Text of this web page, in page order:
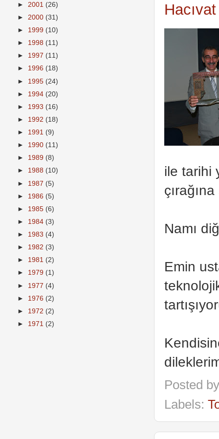
ile tarihi
Namı
Emin
Posted
Labels:
► 2001 (26)
► 2000 (31)
► 1999 (10)
► 1998 (11)
► 1997 (11)
► 1996 (18)
► 1995 (24)
► 1994 (20)
► 1993 (16)
► 1992 (18)
► 1991 (9)
► 1990 (11)
► 1989 (8)
► 1988 (10)
► 1987 (5)
► 1986 (5)
► 1985 (6)
► 1984 (3)
► 1983 (4)
► 1982 (3)
► 1981 (2)
► 1979 (1)
► 1977 (4)
► 1976 (2)
► 1972 (2)
► 1971 (2)